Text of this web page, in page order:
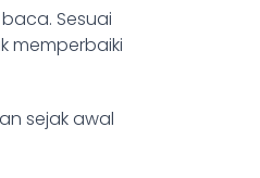
Sesuai
memperbaiki
sejak awal